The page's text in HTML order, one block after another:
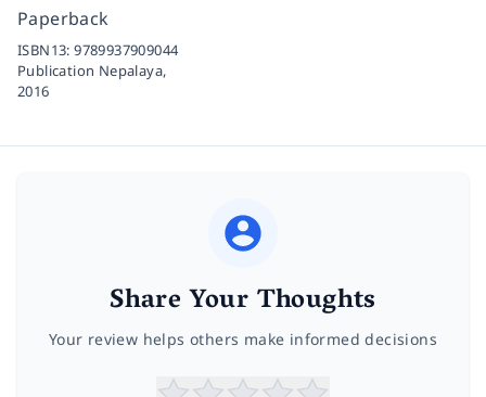
Paperback
ISBN13:9789937909044
Publication Nepalaya,
2016
Share Your Thoughts
Your review helps others make informed decisions